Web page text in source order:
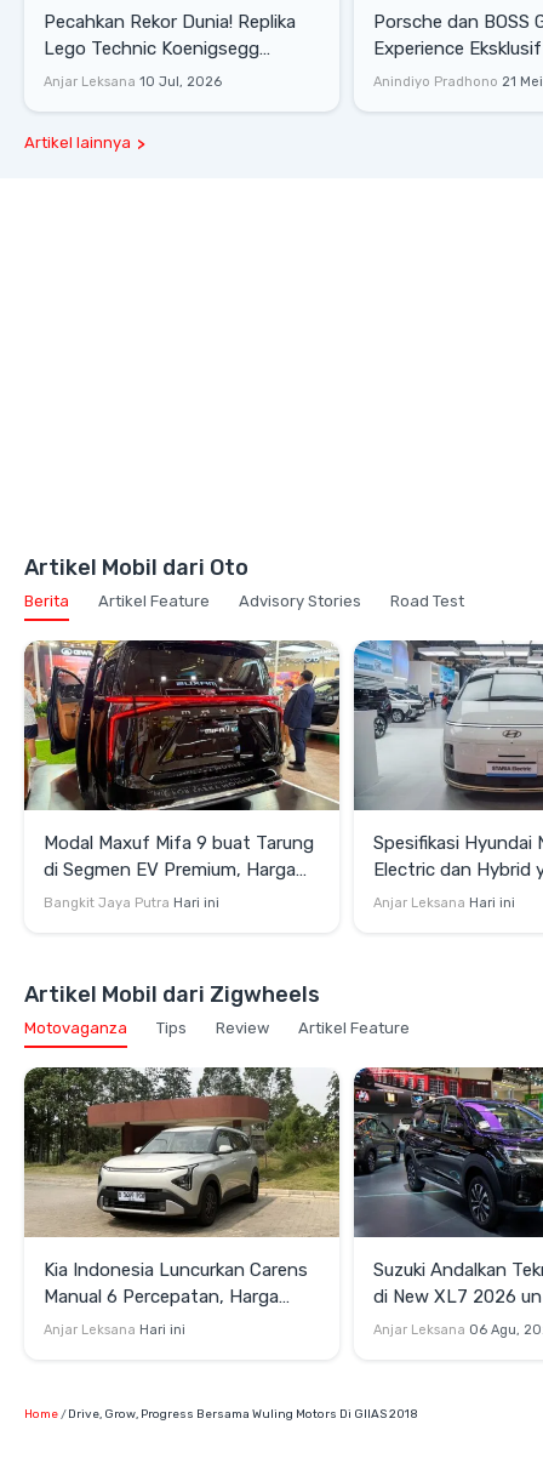
Pecahkan Rekor Dunia! Replika
Lego Technic Koenigsegg
Sadair's Spear Ukuran Asli Sukses
Anjar Leksana 10 Jul, 2026
Porsche dan BOSS
Experience
Senayan, Hadirkan
Anindiyo Pradhono 21
Artikel lainnya
Artikel Mobil dari Oto
Berita Artikel Feature Advisory Stories Road Test
Modal Maxuf Mifa 9 buat Tarung
di Segmen EV Premium, Harga
Rp958 Juta Semenarik Apa?
Bangkit Jaya Putra Hari ini
Spesifikasi Hyundai
Electric dan Hybrid
di GIIAS 2026
Anjar Leksana Hari ini
Artikel Mobil dari Zigwheels
Motovaganza Tips Review Artikel Feature
Kia Indonesia Luncurkan Carens
Manual 6 Percepatan, Harga
Rp269 Juta
Anjar Leksana Hari ini
Suzuki Andalkan
di New XL7 2026
Mendukung
Anjar Leksana 06 Agu,
Home Drive, Grow, Progress Bersama Wuling Motors Di GIIAS 2018